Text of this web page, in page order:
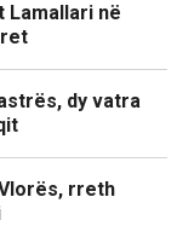
Lamallari në
dy vatra
rreth